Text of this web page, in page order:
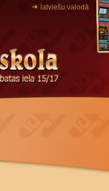
latviešu valodā